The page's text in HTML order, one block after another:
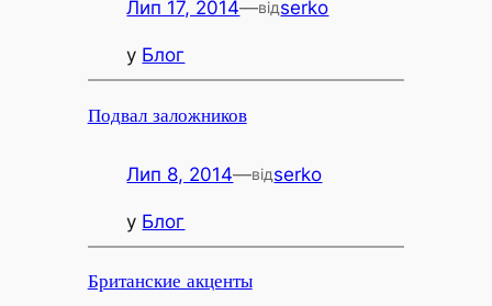
Лип 17, 2014—відserko
у Блог
Подвал заложников
Лип 8, 2014—відserko
у Блог
Британские акценты